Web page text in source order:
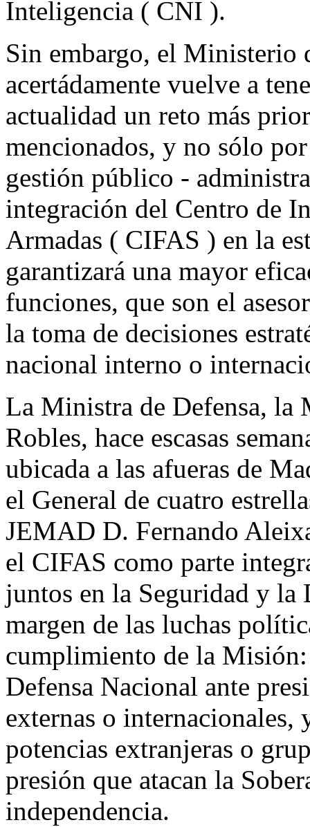
Inteligencia ( CNI ).
Sin embargo, el Ministerio
acertádamente vuelve a
actualidad un reto más
mencionados, y no sólo
gestión público -
integración del Centro de
Armadas ( CIFAS ) en la
garantizará una mayor
funciones, que son el
la toma de decisiones
nacional interno o
La Ministra de Defensa, la
Robles, hace escasas
ubicada a las afueras de
el General de cuatro
JEMAD D. Fernando
el CIFAS como parte
juntos en la Seguridad y la
margen de las luchas
cumplimiento de la
Defensa Nacional ante
externas o internacionales,
potencias extranjeras o
presión que atacan la
independencia.